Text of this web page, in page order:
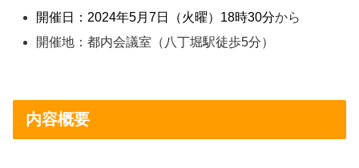
開催日：2024年5月7日（火曜）18時30分から
開催地：都内会議室（八丁堀駅徒歩5分）
内容概要